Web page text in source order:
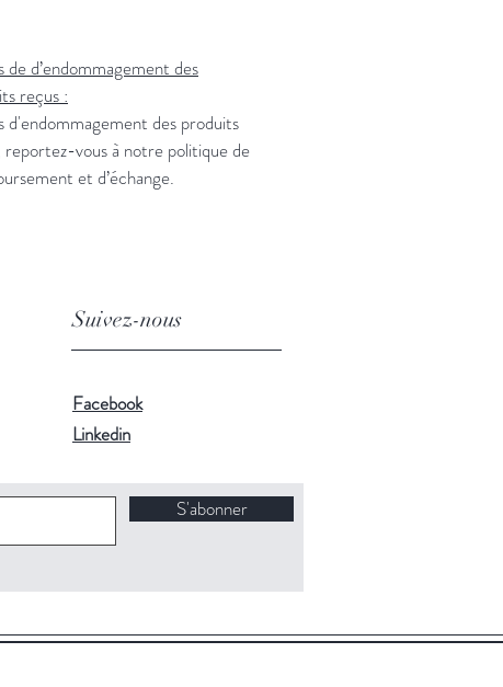
de d’endommagement des
reçus :
d'endommagement des produits
reportez-vous à notre politique de
et d’échange.
Suivez-nous
Facebook
Linkedin
S'abonner